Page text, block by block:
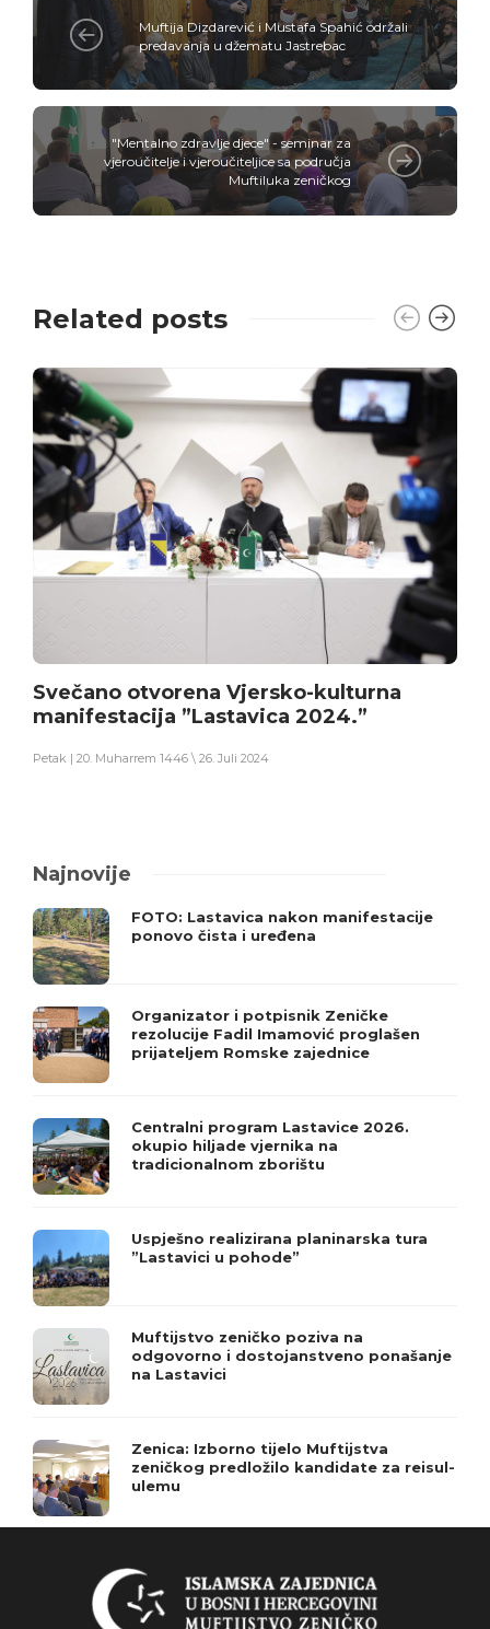
Muftija Dizdarević i Mustafa Spahić održali
predavanja u džematu Jastrebac
"Mentalno zdravlje djece" - seminar za
vjeroučitelje i vjeroučiteljice sa područja
Muftiluka zeničkog
Related posts
Svečano otvorena Vjersko-kulturna
manifestacija ”Lastavica 2024.”
Petak | 20. Muharrem 1446 \ 26. Juli 2024
Najnovije
FOTO: Lastavica nakon manifestacije
ponovo čista i uređena
Organizator i potpisnik Zeničke
rezolucije Fadil Imamović proglašen
prijateljem Romske zajednice
Centralni program Lastavice 2026.
okupio hiljade vjernika na
tradicionalnom zborištu
Uspješno realizirana planinarska tura
”Lastavici u pohode”
Muftijstvo zeničko poziva na
odgovorno i dostojanstveno ponašanje
na Lastavici
Zenica: Izborno tijelo Muftijstva
zeničkog predložilo kandidate za reisul-
ulemu